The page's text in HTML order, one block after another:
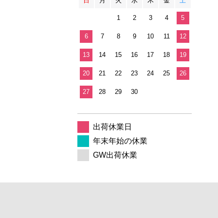
1 2 3 4 5
6 7 8 9 10 11 12
13 14 15 16 17 18 19
20 21 22 23 24 25 26
27 28 29 30
出荷休業日
年末年始の休業
GW出荷休業